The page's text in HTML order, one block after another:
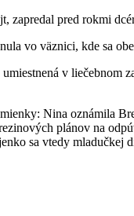
zapredal pred rokmi
vo väznici, kde sa
umiestnená v liečebnom
Nina oznámila
plánov na
sa vtedy mladučkej